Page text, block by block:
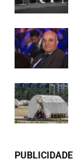
PUBLICIDADE